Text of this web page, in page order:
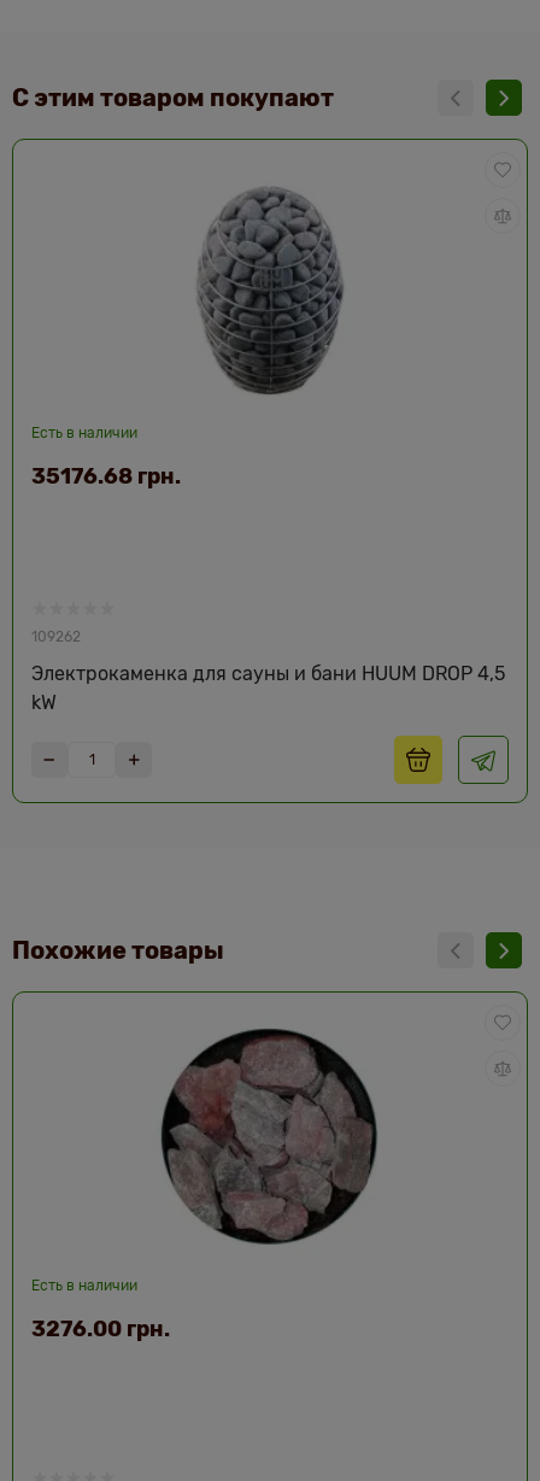
С этим товаром покупают
Есть в наличии
109262
Электрокаменка для сауны и бани HUUM DROP 4,5
kW
35176.68 грн.
Похожие товары
Есть в наличии
3276.00 грн.